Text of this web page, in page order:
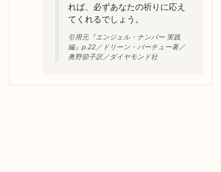
れば、必ずあなたの祈りに応え
てくれるでしょう。
引用元『エンジェル・ナンバー 実践
編』p.22／ドリーン・バーチュー著／
奥野節子訳／ダイヤモンド社